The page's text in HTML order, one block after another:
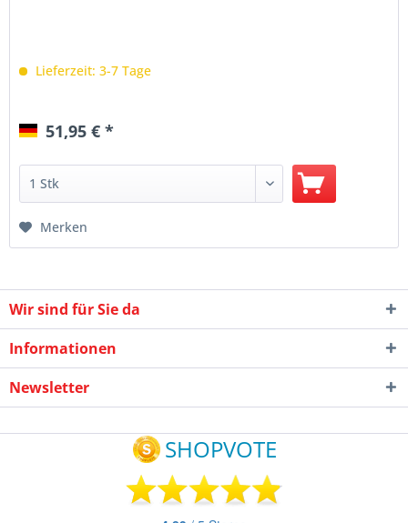
Lieferzeit: 3-7 Tage
51,95 € *
Merken
Wir sind für Sie da
Informationen
Newsletter